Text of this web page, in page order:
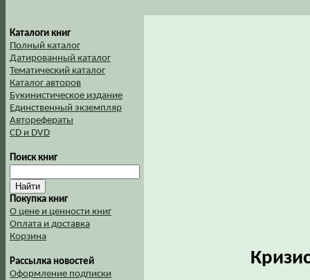
Каталоги книг
Полный каталог
Датированный каталог
Тематический каталог
Каталог авторов
Букинистическое издание
Единственный экземпляр
Авторефераты
CD и DVD
Поиск книг
Покупка книг
О цене и ценности книг
Оплата и доставка
Корзина
Рассылка новостей
Оформление подписки